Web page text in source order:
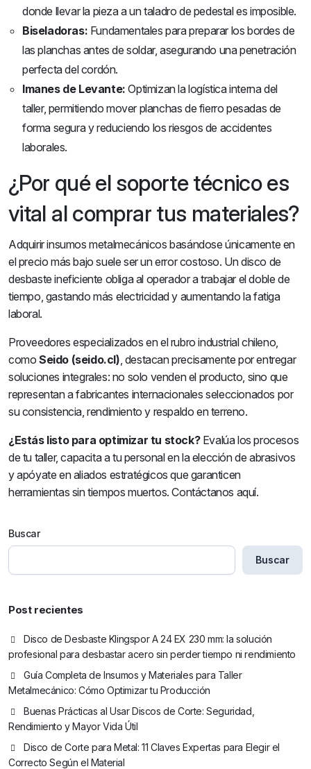
donde llevar la pieza a un taladro de pedestal es imposible.
Biseladoras: Fundamentales para preparar los bordes de
las planchas antes de soldar, asegurando una penetración
perfecta del cordón.
Imanes de Levante: Optimizan la logística interna del
taller, permitiendo mover planchas de fierro pesadas de
forma segura y reduciendo los riesgos de accidentes
laborales.
¿Por qué el soporte técnico es
vital al comprar tus materiales?
Adquirir insumos metalmecánicos basándose únicamente en
el precio más bajo suele ser un error costoso. Un disco de
desbaste ineficiente obliga al operador a trabajar el doble de
tiempo, gastando más electricidad y aumentando la fatiga
laboral.
Proveedores especializados en el rubro industrial chileno,
como Seido (seido.cl), destacan precisamente por entregar
soluciones integrales: no solo venden el producto, sino que
representan a fabricantes internacionales seleccionados por
su consistencia, rendimiento y respaldo en terreno.
¿Estás listo para optimizar tu stock?Evalúa los procesos
de tu taller, capacita a tu personal en la elección de abrasivos
y apóyate en aliados estratégicos que garanticen
herramientas sin tiempos muertos. Contáctanos aquí.
Buscar
Buscar
Post recientes
Disco de Desbaste Klingspor A 24 EX 230 mm: la solución
profesional para desbastar acero sin perder tiempo ni rendimiento
Guía Completa de Insumos y Materiales para Taller
Metalmecánico: Cómo Optimizar tu Producción
Buenas Prácticas al Usar Discos de Corte: Seguridad,
Rendimiento y Mayor Vida Útil
Disco de Corte para Metal: 11 Claves Expertas para Elegir el
Correcto Según el Material